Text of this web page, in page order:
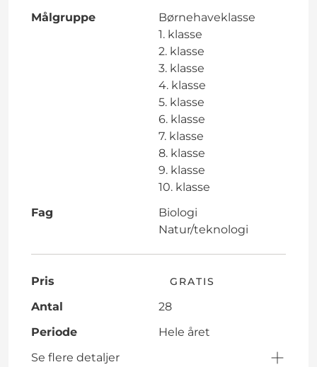
Målgruppe
Børnehaveklasse
1. klasse
2. klasse
3. klasse
4. klasse
5. klasse
6. klasse
7. klasse
8. klasse
9. klasse
10. klasse
Fag
Biologi
Natur/teknologi
Pris GRATIS
Antal
28
Periode
Hele året
Se flere detaljer